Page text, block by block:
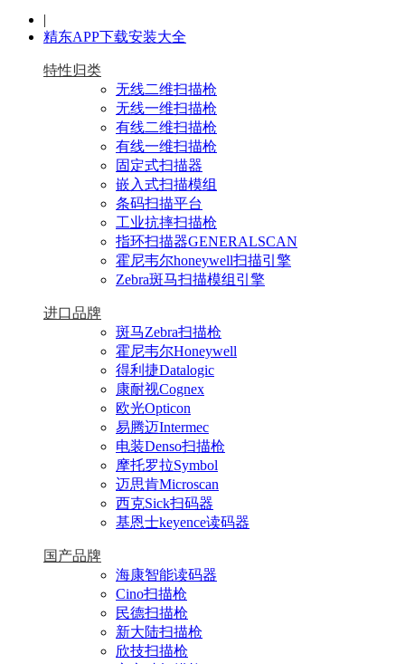
|
精东APP下载安装大全
特性归类
无线二维扫描枪
无线一维扫描枪
有线二维扫描枪
有线一维扫描枪
固定式扫描器
嵌入式扫描模组
条码扫描平台
工业抗摔扫描枪
指环扫描器GENERALSCAN
霍尼韦尔honeywell扫描引擎
Zebra斑马扫描模组引擎
进口品牌
斑马Zebra扫描枪
霍尼韦尔Honeywell
得利捷Datalogic
康耐视Cognex
欧光Opticon
易腾迈Intermec
电装Denso扫描枪
摩托罗拉Symbol
迈思肯Microscan
西克Sick扫码器
基恩士keyence读码器
国产品牌
海康智能读码器
Cino扫描枪
民德扫描枪
新大陆扫描枪
欣技扫描枪